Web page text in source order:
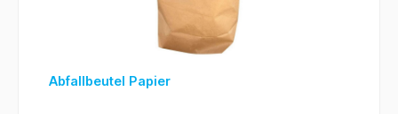
Abfallbeutel Papier